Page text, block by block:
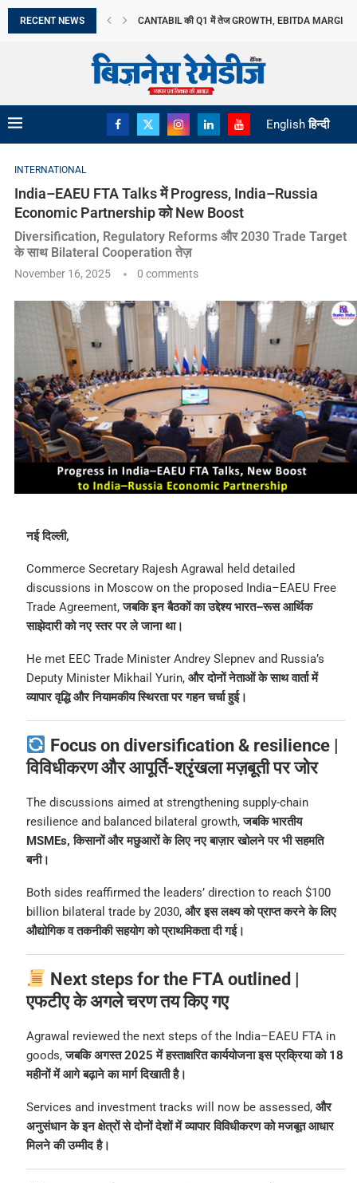
RECENT NEWS CANTABIL की Q1 में तेज GROWTH, EBITDA MARGIN...
English हिन्दी
INTERNATIONAL
India–EAEU FTA Talks में Progress, India–Russia
Economic Partnership को New Boost
Diversification, Regulatory Reforms और 2030 Trade Target
के साथ Bilateral Cooperation तेज़
November 16, 2025 0 comments
नई दिल्ली,
Commerce Secretary Rajesh Agrawal held detailed
discussions in Moscow on the proposed India–EAEU Free
Trade Agreement,जबकि इन बैठकों का उद्देश्य भारत–रूस आर्थिक
साझेदारी को नए स्तर पर ले जाना था।
He met EEC Trade Minister Andrey Slepnev and Russia’s
Deputy Minister Mikhail Yurin, और दोनों नेताओं के साथ वार्ता में
व्यापार वृद्धि और नियामकीय स्थिरता पर गहन चर्चा हुई।
Focus on diversification & resilience |
विविधीकरण और आपूर्ति-श्रृंखला मज़बूती पर जोर
The discussions aimed at strengthening supply-chain
resilience and balanced bilateral growth,जबकि भारतीय
MSMEs, किसानों और मछुआरों के लिए नए बाज़ार खोलने पर भी सहमति
बनी।
Both sides reaffirmed the leaders’ direction to reach $100
billion bilateral trade by 2030, और इस लक्ष्य को प्राप्त करने के लिए
औद्योगिक व तकनीकी सहयोग को प्राथमिकता दी गई।
Next steps for the FTA outlined |
एफटीए के अगले चरण तय किए गए
Agrawal reviewed the next steps of the India–EAEU FTA in
goods,जबकि अगस्त 2025 में हस्ताक्षरित कार्ययोजना इस प्रक्रिया को 18
महीनों में आगे बढ़ाने का मार्ग दिखाती है।
Services and investment tracks will now be assessed, और
अनुसंधान के इन क्षेत्रों से दोनों देशों में व्यापार विविधीकरण को मजबूत आधार
मिलने की उम्मीद है।